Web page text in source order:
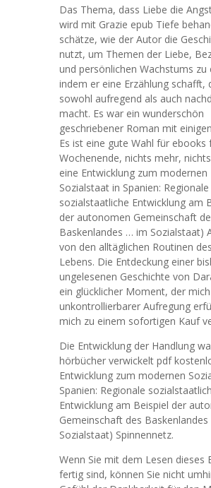
Das Thema, dass Liebe die
wird mit Grazie epub Tiefe
schätze, wie der Autor die
nutzt, um Themen der Liebe,
und persönlichen Wachstums zu
indem er eine Erzählung schafft,
sowohl aufregend als auch
macht. Es war ein wunderschön
geschriebener Roman mit
Es ist eine gute Wahl für ebooks
Wochenende, nichts mehr,
eine Entwicklung zum modernen
Sozialstaat in Spanien: Regionale
sozialstaatliche Entwicklung am
der autonomen Gemeinschaft
Baskenlandes … im Sozialstaat)
von den alltäglichen Routinen
Lebens. Die Entdeckung einer
ungelesenen Geschichte von
ein glücklicher Moment, der
unkontrollierbarer Aufregung
mich zu einem sofortigen Kauf
Die Entwicklung der Handlung
hörbücher verwickelt pdf
Entwicklung zum modernen
Spanien: Regionale
Entwicklung am Beispiel der
Gemeinschaft des
Sozialstaat) Spinnennetz.
Wenn Sie mit dem Lesen dieses
fertig sind, können Sie nicht